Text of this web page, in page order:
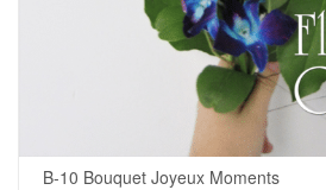
B-10 Bouquet Joyeux Moments